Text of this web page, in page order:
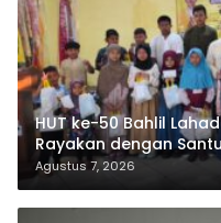
HUT ke-50 Bahlil
Rayakan dengan
Agustus 7, 2026